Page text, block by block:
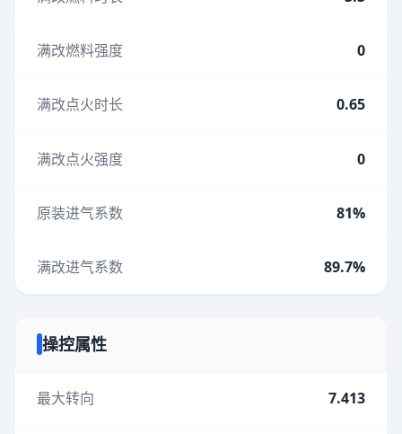
满改燃料强度 0
满改点火时长 0.65
满改点火强度 0
原装进气系数 81%
满改进气系数 89.7%
操控属性
最大转向 7.413